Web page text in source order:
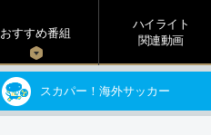
おすすめ番組
ハイライト
関連動画
スカパー！海外サッカー